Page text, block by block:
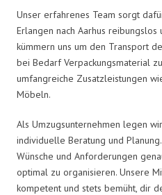
Unser erfahrenes Team sorgt
Erlangen nach Aarhus
kümmern uns um den Transport
bei Bedarf Verpackungsmaterial
umfangreiche Zusatzleistungen
Möbeln.
Als Umzugsunternehmen legen
individuelle Beratung und
Wünsche und Anforderungen
optimal zu organisieren. Unsere
kompetent und stets bemüht, dir